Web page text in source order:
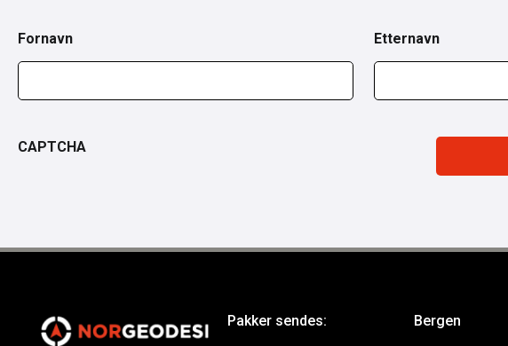
Fornavn Etternavn
CAPTCHA
Pakker sendes: Bergen